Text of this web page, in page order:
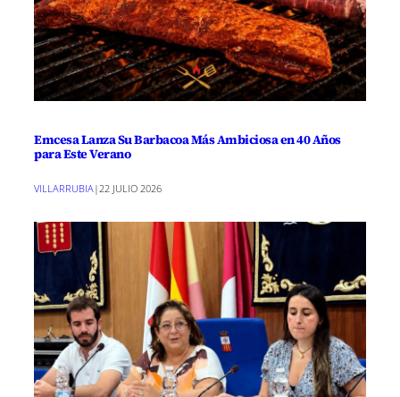
Emcesa Lanza Su Barbacoa Más Ambiciosa en 40 Años
para Este Verano
VILLARRUBIA | 22 JULIO 2026